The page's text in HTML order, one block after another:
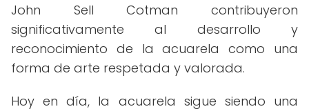
John Sell Cotman contribuyeron
significativamente al desarrollo y
reconocimiento de la acuarela como una
forma de arte respetada y valorada.
Hoy en día, la acuarela sigue siendo una